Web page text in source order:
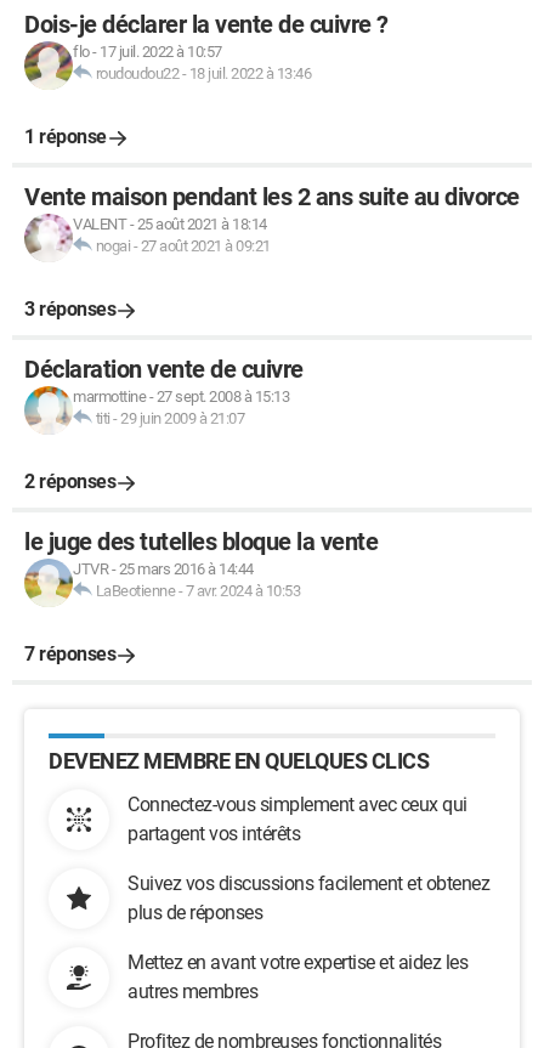
Dois-je déclarer la vente de cuivre ?
flo- 17 juil. 2022 à 10:57
roudoudou22- 18 juil. 2022 à 13:46
1 réponse
Vente maison pendant les 2 ans suite au divorce
VALENT-25 août 2021 à 18:14
nogai -27 août 2021 à 09:21
3 réponses
Déclaration vente de cuivre
marmottine-27 sept. 2008 à 15:13
titi -29 juin 2009 à 21:07
2 réponses
le juge des tutelles bloque la vente
JTVR-25 mars 2016 à 14:44
LaBeotienne-7 avr. 2024 à 10:53
7 réponses
DEVENEZ MEMBRE EN QUELQUES CLICS
Connectez-vous simplement avec ceux qui
partagent vos intérêts
Suivez vos discussions facilement et obtenez
plus de réponses
Mettez en avant votre expertise et aidez les
autres membres
Profitez de nombreuses fonctionnalités